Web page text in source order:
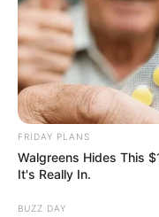
Bərdədə açıq
81
FRIDAY PLANS
Walgreens Hides This
It's Really In.
BUZZ DAY